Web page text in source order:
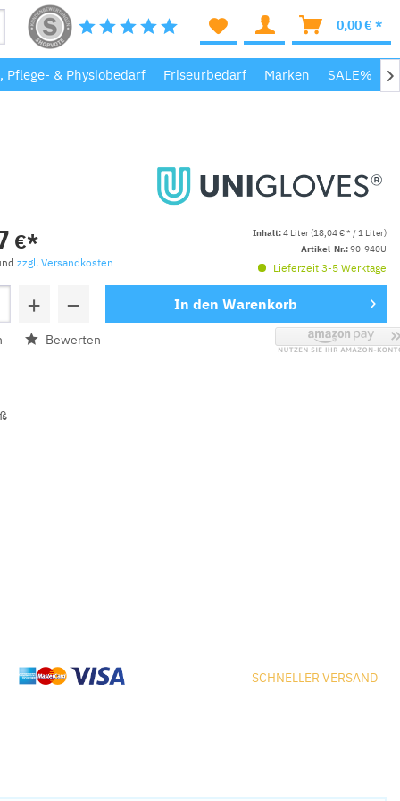
0,00 € *
Pflege- & Physiobedarf Friseurbedarf Marken SALE% 
€*
zzgl. Versandkosten
Inhalt:4 Liter (18,04 € * / 1 Liter)
Artikel-Nr.:90-940U
Lieferzeit 3-5 Werktage
+ − In den Warenkorb
Bewerten
SCHNELLER VERSAND